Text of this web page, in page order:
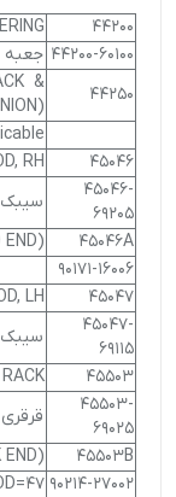
44200
44200-60100 جعبه
44250
&
45046
RH
45046-
69205
سیبک
45046A
END)
90171-16006
45047
LH
45047-
69115
45503
45503-
69025
45503B
END)
90214-27002